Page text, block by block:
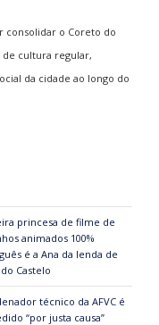
consolidar o Coreto do
de cultura regular,
da cidade ao longo do
princesa de filme de
animados 100%
é a Ana da lenda de
Castelo
técnico da AFVC é
“por justa causa”